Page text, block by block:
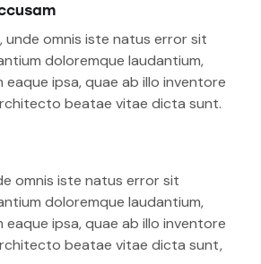
unde omnis iste natus error sit
doloremque laudantium,
ipsa, quae ab illo inventore
beatae vitae dicta sunt.
omnis iste natus error sit
doloremque laudantium,
ipsa, quae ab illo inventore
beatae vitae dicta sunt,